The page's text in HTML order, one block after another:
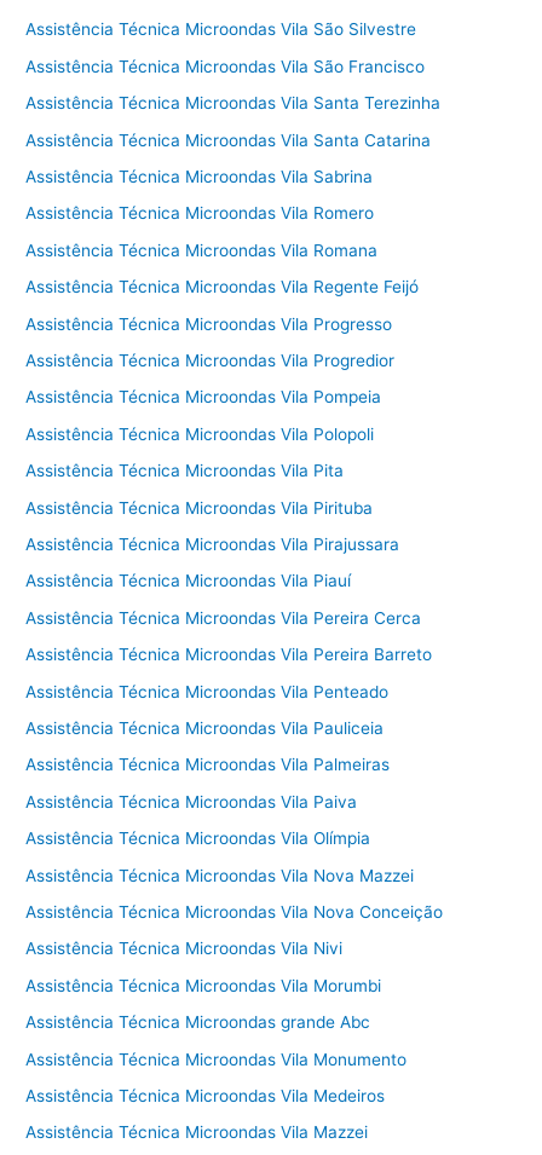
Assistência Técnica Microondas Vila São Silvestre
Assistência Técnica Microondas Vila São Francisco
Assistência Técnica Microondas Vila Santa Terezinha
Assistência Técnica Microondas Vila Santa Catarina
Assistência Técnica Microondas Vila Sabrina
Assistência Técnica Microondas Vila Romero
Assistência Técnica Microondas Vila Romana
Assistência Técnica Microondas Vila Regente Feijó
Assistência Técnica Microondas Vila Progresso
Assistência Técnica Microondas Vila Progredior
Assistência Técnica Microondas Vila Pompeia
Assistência Técnica Microondas Vila Polopoli
Assistência Técnica Microondas Vila Pita
Assistência Técnica Microondas Vila Pirituba
Assistência Técnica Microondas Vila Pirajussara
Assistência Técnica Microondas Vila Piauí
Assistência Técnica Microondas Vila Pereira Cerca
Assistência Técnica Microondas Vila Pereira Barreto
Assistência Técnica Microondas Vila Penteado
Assistência Técnica Microondas Vila Pauliceia
Assistência Técnica Microondas Vila Palmeiras
Assistência Técnica Microondas Vila Paiva
Assistência Técnica Microondas Vila Olímpia
Assistência Técnica Microondas Vila Nova Mazzei
Assistência Técnica Microondas Vila Nova Conceição
Assistência Técnica Microondas Vila Nivi
Assistência Técnica Microondas Vila Morumbi
Assistência Técnica Microondas grande Abc
Assistência Técnica Microondas Vila Monumento
Assistência Técnica Microondas Vila Medeiros
Assistência Técnica Microondas Vila Mazzei